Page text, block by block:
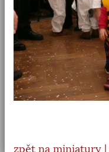
zpět na miniatury